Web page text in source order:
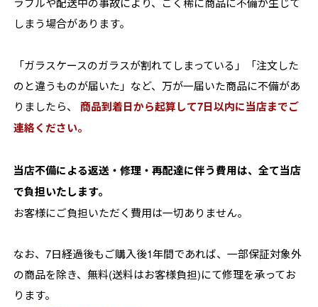
しまう場合があります。
「ガラスケースのガラスが割れてしまっている」「注文した
のと違うものが届いた」など、万が一届いた商品に不備があ
りましたら、 商品到着日から起算して7日以内に当店までご
連絡ください。
当店不備による返送・修理・再配達に伴う費用は、全て当店
で負担いたします。
お客様にご負担いただく費用は一切ありません。
なお、7日経過後もご購入後1年間であれば、一部保証対象外
の商品を除き、無料(送料はお客様負担)にて修理を承ってお
ります。